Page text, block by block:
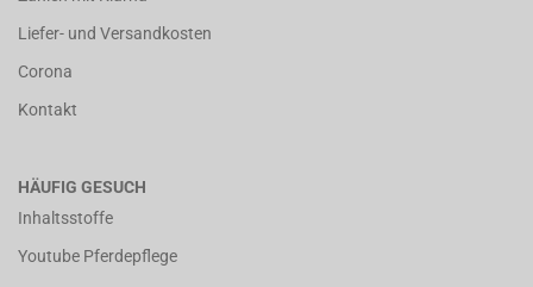
Liefer- und Versandkosten
Corona
Kontakt
HÄUFIG GESUCH
Inhaltsstoffe
Youtube Pferdepflege